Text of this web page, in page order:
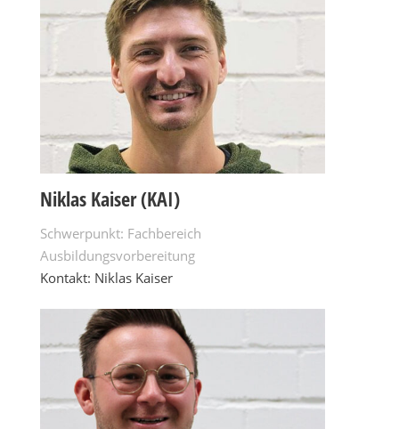
Niklas Kaiser (KAI)
Schwerpunkt: Fachbereich
Ausbildungsvorbereitung
Kontakt: Niklas Kaiser